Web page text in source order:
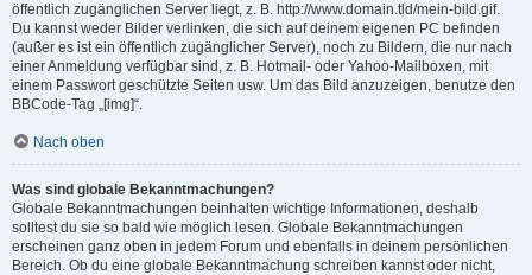
öffentlich zugänglichen Server liegt, z. B. http://www.domain.tld/mein-bild.gif.
Du kannst weder Bilder verlinken, die sich auf deinem eigenen PC befinden
(außer es ist ein öffentlich zugänglicher Server), noch zu Bildern, die nur nach
einer Anmeldung verfügbar sind, z. B. Hotmail- oder Yahoo-Mailboxen, mit
einem Passwort geschützte Seiten usw. Um das Bild anzuzeigen, benutze den
BBCode-Tag „[img]“.
Nach oben
Was sind globale Bekanntmachungen?
Globale Bekanntmachungen beinhalten wichtige Informationen, deshalb
solltest du sie so bald wie möglich lesen. Globale Bekanntmachungen
erscheinen ganz oben in jedem Forum und ebenfalls in deinem persönlichen
Bereich. Ob du eine globale Bekanntmachung schreiben kannst oder nicht,